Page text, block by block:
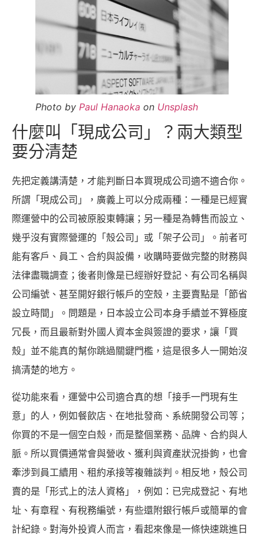
Photo by Paul Hanaoka on Unsplash
什麼叫「現成公司」？兩大類型
要分清楚
先把定義講清楚，才能判斷日本買現成公司適不適合你。
所謂「現成公司」，廣義上可以分成兩種：一種是已經實
際運營中的公司被原股東轉讓；另一種是為轉售而設立、
幾乎沒有實際營運的「殼公司」或「架子公司」。前者可
能有客戶、員工、合約與設備，收購時要做完整的財務與
法律盡職調查；後者則像是已經辦好登記、有公司名稱與
公司編號、甚至開好銀行帳戶的空殼，主要賣點是「節省
設立時間」。問題是，日本設立公司本身手續並不算極度
冗長，而且最新對外國人資本金與簽證的要求，讓「買
殼」並不能真的幫你跳過關鍵門檻，這是很多人一開始沒
搞清楚的地方。
從功能來看，運營中公司適合真的想「接手一門現有生
意」的人，例如餐飲店、在地批發商、系統開發公司等；
你買的不是一個空白殼，而是整個業務、品牌、合約與人
脈。所以買價通常會與營收、獲利與資產狀況掛鉤，也會
牽涉到員工續用、租約承接等複雜談判。相反地，殼公司
賣的是「形式上的法人資格」，例如：已完成登記、有地
址、有章程、有稅務編號，有些還附銀行帳戶或簡單的會
計紀錄。對海外投資人而言，看起來像是一條快速跳進日